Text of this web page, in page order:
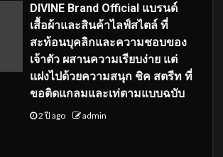
DIVINE Brand Official แบรนด์
เสื้อผ้าและสินค้าไลฟ์สไตล์ ที่
สะท้อนบุคลิกและความชอบของ
เจ้าตัว ผสานความเรียบง่าย แต่
แฝงไปด้วยความสนุก ชิค สตรีท ที่
ขอติดแกลมและเท่ตามแบบฉบับ
2 ปี ago admin